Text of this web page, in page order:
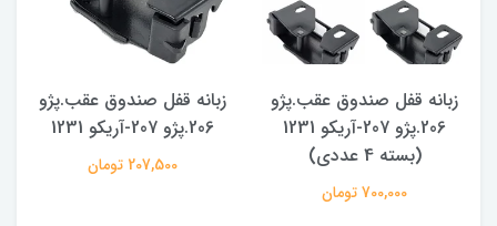
زبانه قفل صندوق عقب.پژو
206.پژو 207-آریکو 1231
(بسته 4 عددی)
700,000 تومان
زبانه قفل صندوق عقب.پژو
206.پژو 207-آریکو 1231
207,500 تومان